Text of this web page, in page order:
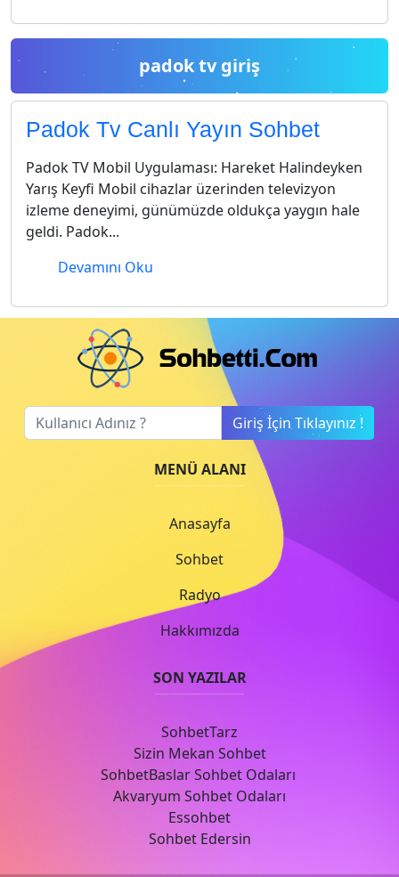
padok tv giriş
Padok Tv Canlı Yayın Sohbet
Padok TV Mobil Uygulaması: Hareket Halindeyken
Yarış Keyfi Mobil cihazlar üzerinden televizyon
izleme deneyimi, günümüzde oldukça yaygın hale
geldi. Padok...
Devamını Oku
Giriş İçin Tıklayınız !
MENÜ ALANI
Anasayfa
Sohbet
Radyo
Hakkımızda
SON YAZILAR
SohbetTarz
Sizin Mekan Sohbet
SohbetBaslar Sohbet Odaları
Akvaryum Sohbet Odaları
Essohbet
Sohbet Edersin